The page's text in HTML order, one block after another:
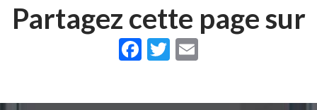
Partagez cette page sur
Facebook
Twitter